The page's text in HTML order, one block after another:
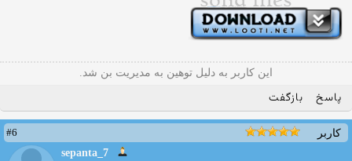
این کاربر به دلیل توهین به مدیریت بن شد.
پاسخ بازگفت
کاربر
#6
sepanta_7